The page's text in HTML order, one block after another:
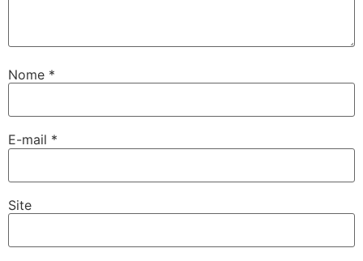
Nome *
E-mail *
Site